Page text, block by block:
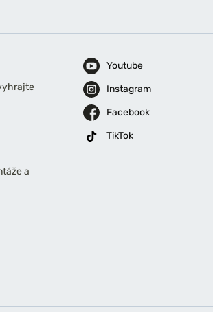
a
Youtube
Instagram
Facebook
TikTok